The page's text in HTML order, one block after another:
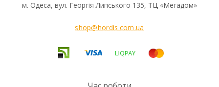
Колір гаражних воріт RenoMatic L-гофр Slategrain №410:
26 кольорів та безліч варіантів дизайну: 2 мотиви
варіанти декоративного оздоблення.
Надійний захист
м. Одеса, вул. Георгія Липського 135, ТЦ «Мегадом»
shop@hordis.com.ua